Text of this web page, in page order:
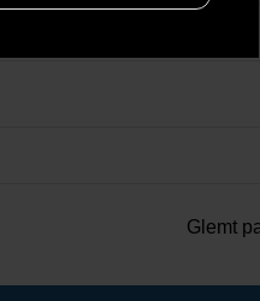
Glemt